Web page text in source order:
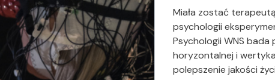
Miała zostać
psychologii
Psychologii WNS
horyzontalnej i
polepszenie jakości